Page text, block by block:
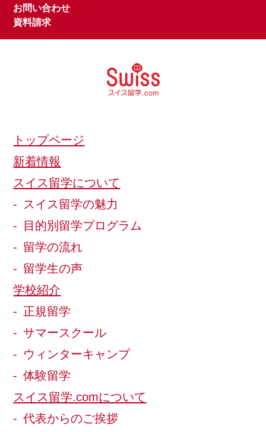
お問い合わせ
資料請求
トップページ
新着情報
スイス留学について
スイス留学の魅力
目的別留学プログラム
留学の流れ
留学生の声
学校紹介
正規留学
サマースクール
ウィンターキャンプ
体験留学
スイス留学.comについて
代表からのご挨拶